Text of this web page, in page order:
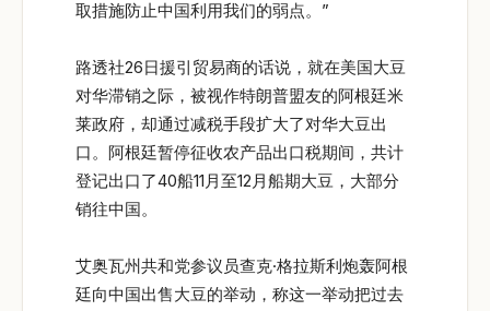
取措施防止中国利用我们的弱点。”
路透社26日援引贸易商的话说，就在美国大豆
对华滞销之际，被视作特朗普盟友的阿根廷米
莱政府，却通过减税手段扩大了对华大豆出
口。阿根廷暂停征收农产品出口税期间，共计
登记出口了40船11月至12月船期大豆，大部分
销往中国。
艾奥瓦州共和党参议员查克·格拉斯利炮轰阿根
廷向中国出售大豆的举动，称这一举动把过去